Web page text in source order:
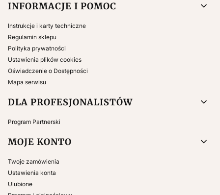
INFORMACJE I POMOC
Instrukcje i karty techniczne
Regulamin sklepu
Polityka prywatności
Ustawienia plików cookies
Oświadczenie o Dostępności
Mapa serwisu
DLA PROFESJONALISTÓW
Program Partnerski
MOJE KONTO
Twoje zamówienia
Ustawienia konta
Ulubione